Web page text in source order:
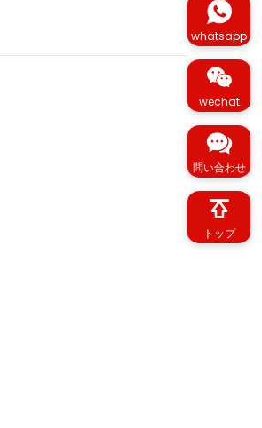
whatsapp
wechat
問い合わせ
トップ